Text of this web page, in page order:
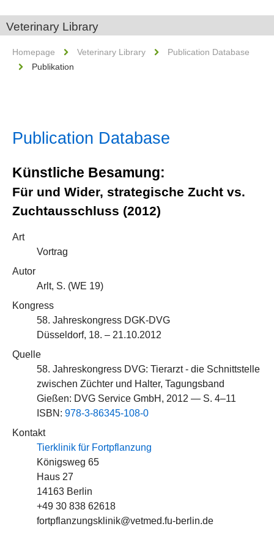
Veterinary Library
Homepage Veterinary Library
Publication Database
Publikation
Publication Database
Künstliche Besamung:
Für und Wider, strategische Zucht vs.
Zuchtausschluss (2012)
Art
Vortrag
Autor
Arlt, S. (WE 19)
Kongress
58. Jahreskongress DGK-DVG
Düsseldorf, 18. – 21.10.2012
Quelle
58. Jahreskongress DVG: Tierarzt - die Schnittstelle
zwischen Züchter und Halter, Tagungsband
Gießen: DVG Service GmbH, 2012 — S. 4–11
ISBN: 978-3-86345-108-0
Kontakt
Tierklinik für Fortpflanzung
Königsweg 65
Haus 27
14163 Berlin
+49 30 838 62618
fortpflanzungsklinik@vetmed.fu-berlin.de